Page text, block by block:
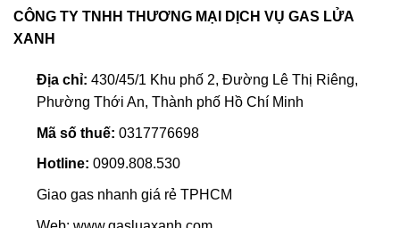
CÔNG TY TNHH THƯƠNG MẠI DỊCH VỤ GAS LỬA
XANH
Địa chỉ: 430/45/1 Khu phố 2, Đường Lê Thị Riêng,
Phường Thới An, Thành phố Hồ Chí Minh
Mã số thuế: 0317776698
Hotline: 0909.808.530
Giao gas nhanh giá rẻ TPHCM